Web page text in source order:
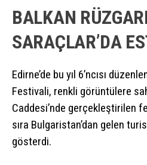
BALKAN
SARAÇLAR’DA
Edirne’de bu yıl 6’ncısı
Festivali, renkli görüntülere
Caddesi’nde gerçekleştirilen
sıra Bulgaristan’dan gelen
gösterdi.